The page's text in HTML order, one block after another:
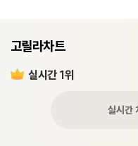
고릴라차트
실시간 1위
실시간